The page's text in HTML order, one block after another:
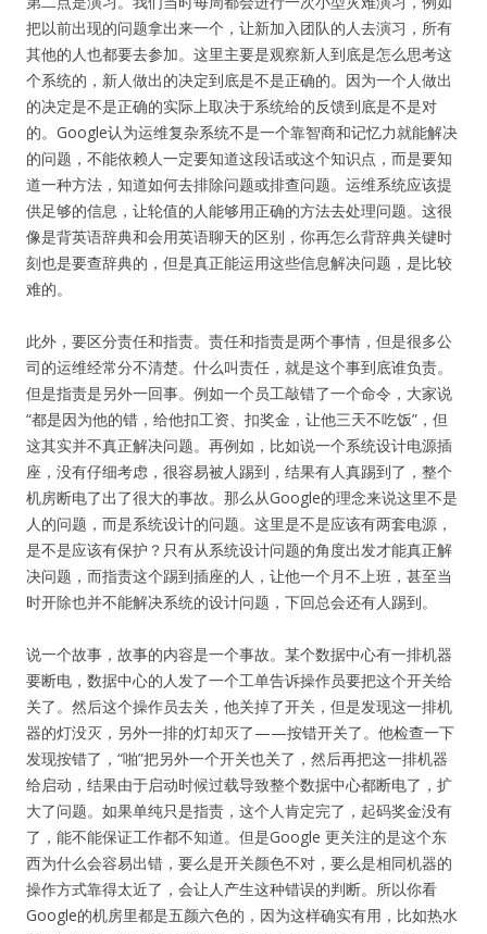
把以前出现的问题拿出来一个，让新加入团队的人去演习，所有
其他的人也都要去参加。这里主要是观察新人到底是怎么思考这
个系统的，新人做出的决定到底是不是正确的。因为一个人做出
的决定是不是正确的实际上取决于系统给的反馈到底是不是对
的。Google认为运维复杂系统不是一个靠智商和记忆力就能解决
的问题，不能依赖人一定要知道这段话或这个知识点，而是要知
道一种方法，知道如何去排除问题或排查问题。运维系统应该提
供足够的信息，让轮值的人能够用正确的方法去处理问题。这很
像是背英语辞典和会用英语聊天的区别，你再怎么背辞典关键时
刻也是要查辞典的，但是真正能运用这些信息解决问题，是比较
难的。
此外，要区分责任和指责。责任和指责是两个事情，但是很多公
司的运维经常分不清楚。什么叫责任，就是这个事到底谁负责。
但是指责是另外一回事。例如一个员工敲错了一个命令，大家说
“都是因为他的错，给他扣工资、扣奖金，让他三天不吃饭”，但
这其实并不真正解决问题。再例如，比如说一个系统设计电源插
座，没有仔细考虑，很容易被人踢到，结果有人真踢到了，整个
机房断电了出了很大的事故。那么从Google的理念来说这里不是
人的问题，而是系统设计的问题。这里是不是应该有两套电源，
是不是应该有保护？只有从系统设计问题的角度出发才能真正解
决问题，而指责这个踢到插座的人，让他一个月不上班，甚至当
时开除也并不能解决系统的设计问题，下回总会还有人踢到。
说一个故事，故事的内容是一个事故。某个数据中心有一排机器
要断电，数据中心的人发了一个工单告诉操作员要把这个开关给
关了。然后这个操作员去关，他关掉了开关，但是发现这一排机
器的灯没灭，另外一排的灯却灭了——按错开关了。他检查一下
发现按错了，“啪”把另外一个开关也关了，然后再把这一排机器
给启动，结果由于启动时候过载导致整个数据中心都断电了，扩
大了问题。如果单纯只是指责，这个人肯定完了，起码奖金没有
了，能不能保证工作都不知道。但是Google 更关注的是这个东
西为什么会容易出错，要么是开关颜色不对，要么是相同机器的
操作方式靠得太近了，会让人产生这种错误的判断。所以你看
Google的机房里都是五颜六色的，因为这样确实有用，比如热水